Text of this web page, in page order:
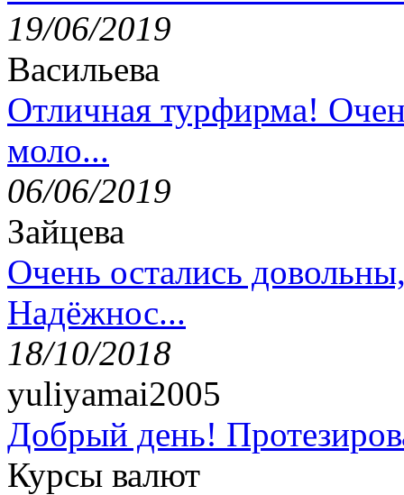
19/06/2019
Васильева
Отличная турфирма!
моло...
06/06/2019
Зайцева
Очень остались
Надёжнос...
18/10/2018
yuliyamai2005
Добрый день!
Курсы валют